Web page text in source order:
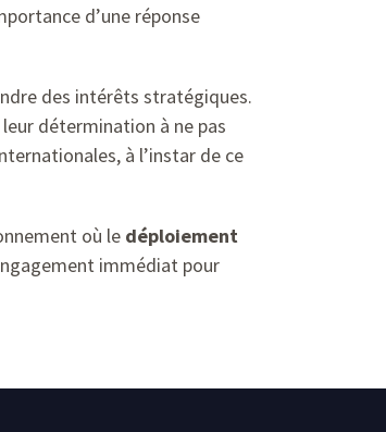
d’une réponse
des intérêts stratégiques.
détermination à ne pas
à l’instar de ce
où le déploiement
immédiat pour